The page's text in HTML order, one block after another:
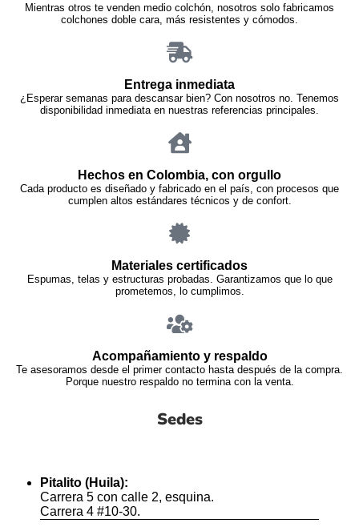
Mientras otros te venden medio colchón, nosotros solo fabricamos
colchones doble cara, más resistentes y cómodos.
Entrega inmediata
¿Esperar semanas para descansar bien? Con nosotros no. Tenemos
disponibilidad inmediata en nuestras referencias principales.
Hechos en Colombia, con orgullo
Cada producto es diseñado y fabricado en el país, con procesos que
cumplen altos estándares técnicos y de confort.
Materiales certificados
Espumas, telas y estructuras probadas. Garantizamos que lo que
prometemos, lo cumplimos.
Acompañamiento y respaldo
Te asesoramos desde el primer contacto hasta después de la compra.
Porque nuestro respaldo no termina con la venta.
Sedes
Pitalito (Huila):
Carrera 5 con calle 2, esquina.
Carrera 4 #10-30.